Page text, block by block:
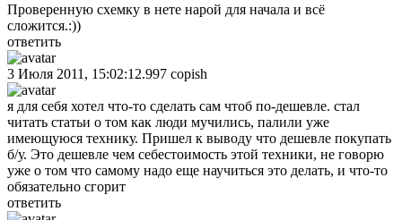
Проверенную схемку в нете нарой для начала и всё
сложится.:))
ответить
3 Июля 2011, 15:02:12.997 copish
я для себя хотел что-то сделать сам чтоб по-дешевле. стал
читать статьи о том как люди мучились, палили уже
имеющуюся технику. Пришел к выводу что дешевле покупать
б/у. Это дешевле чем себестоимость этой техники, не говорю
уже о том что самому надо еще научиться это делать, и что-то
обязательно сгорит
ответить